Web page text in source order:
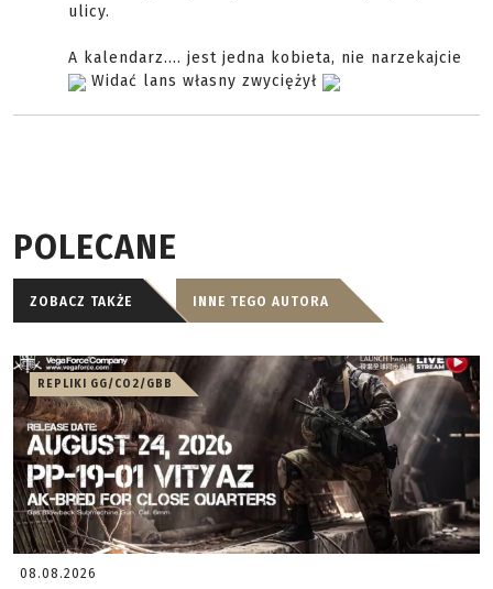
ulicy.
A kalendarz.... jest jedna kobieta, nie narzekajcie
Widać lans własny zwyciężył
POLECANE
ZOBACZ TAKŻE INNE TEGO AUTORA
REPLIKI GG/CO2/GBB
08.08.2026